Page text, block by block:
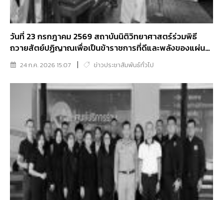
วันที่ 23 กรกฎาคม 2569 สถาบันนิติวิทยาศาสตร์ร่วมพิธี
ถวายสัตย์ปฏิญาณเพื่อเป็นข้าราชการที่ดีและพลังของแผ่น
ดิน 24 ก.ค. 2026 15:07 ข่าวประชาสัมพันธ์ทั่วไป